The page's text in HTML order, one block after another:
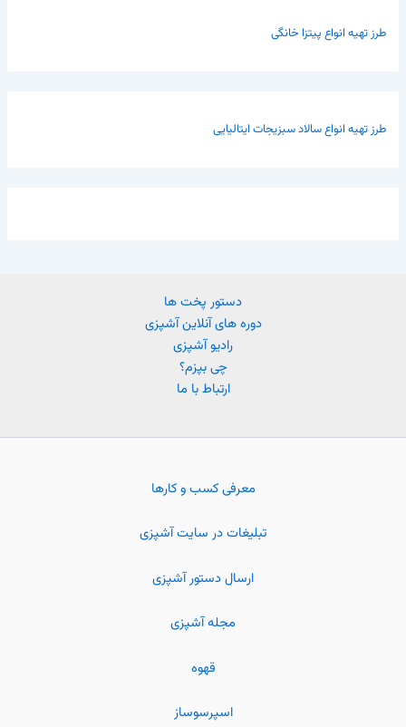
طرز تهیه انواع پیتزا خانگی
طرز تهیه انواع سالاد سبزیجات ایتالیایی
دستور پخت ها
دوره های آنلاین آشپزی
رادیو آشپزی
چی بپزم؟
ارتباط با ما
معرفی کسب و کارها
تبلیغات در سایت آشپزی
ارسال دستور آشپزی
مجله آشپزی
قهوه
اسپرسوساز